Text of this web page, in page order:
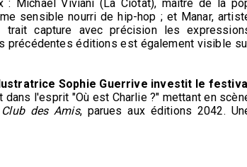
Michael Viviani (La Ciotat), maître de la
sensible nourri de hip-hop ; et Manar,
capture avec précision les
précédentes éditions est également visible
Sophie Guerrive investit le festival
l'esprit "Où est Charlie ?" mettant en
des Amis, parues aux éditions 2042.